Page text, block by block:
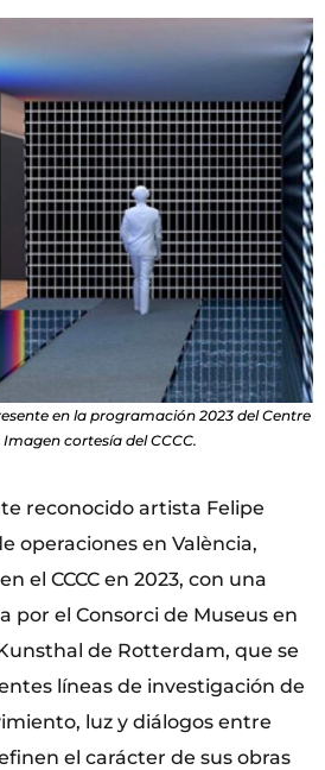
en la programación 2023 del Centre
cortesía del CCCC.
reconocido artista Felipe
operaciones en València,
el CCCC en 2023, con una
por el Consorci de Museus en
de Rotterdam, que se
líneas de investigación de
luz y diálogos entre
el carácter de sus obras